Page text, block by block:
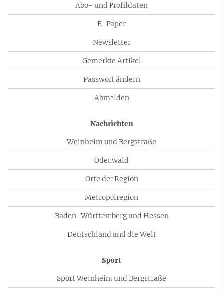
Abo- und Profildaten
E-Paper
Newsletter
Gemerkte Artikel
Passwort ändern
Abmelden
Nachrichten
Weinheim und Bergstraße
Odenwald
Orte der Region
Metropolregion
Baden-Württemberg und Hessen
Deutschland und die Welt
Sport
Sport Weinheim und Bergstraße